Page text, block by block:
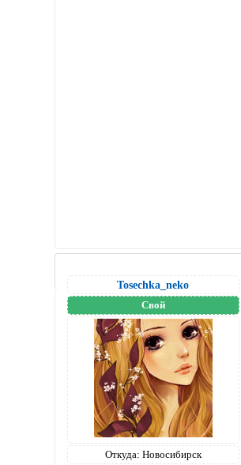
Tosechka_neko
Свой
Откуда: Новосибирск